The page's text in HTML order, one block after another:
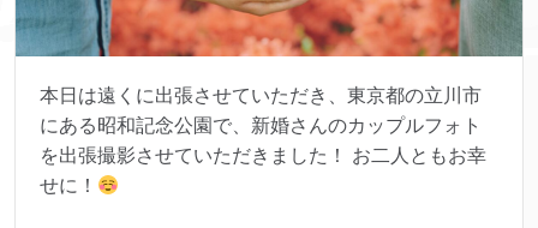
本日は遠くに出張させていただき、東京都の立川市
にある昭和記念公園で、新婚さんのカップルフォト
を出張撮影させていただきました！ お二人ともお幸
せに！